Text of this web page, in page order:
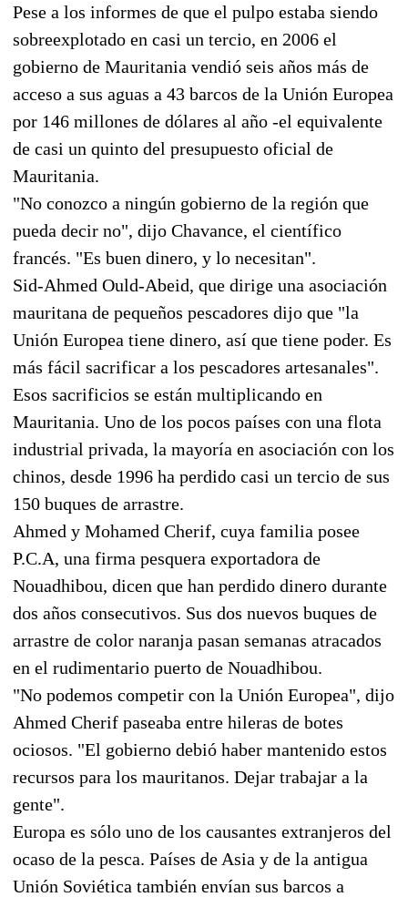
Pese a los informes de que el pulpo estaba siendo
sobreexplotado en casi un tercio, en 2006 el
gobierno de Mauritania vendió seis años más de
acceso a sus aguas a 43 barcos de la Unión Europea
por 146 millones de dólares al año -el equivalente
de casi un quinto del presupuesto oficial de
Mauritania.
"No conozco a ningún gobierno de la región que
pueda decir no", dijo Chavance, el científico
francés. "Es buen dinero, y lo necesitan".
Sid-Ahmed Ould-Abeid, que dirige una asociación
mauritana de pequeños pescadores dijo que "la
Unión Europea tiene dinero, así que tiene poder. Es
más fácil sacrificar a los pescadores artesanales".
Esos sacrificios se están multiplicando en
Mauritania. Uno de los pocos países con una flota
industrial privada, la mayoría en asociación con los
chinos, desde 1996 ha perdido casi un tercio de sus
150 buques de arrastre.
Ahmed y Mohamed Cherif, cuya familia posee
P.C.A, una firma pesquera exportadora de
Nouadhibou, dicen que han perdido dinero durante
dos años consecutivos. Sus dos nuevos buques de
arrastre de color naranja pasan semanas atracados
en el rudimentario puerto de Nouadhibou.
"No podemos competir con la Unión Europea", dijo
Ahmed Cherif paseaba entre hileras de botes
ociosos. "El gobierno debió haber mantenido estos
recursos para los mauritanos. Dejar trabajar a la
gente".
Europa es sólo uno de los causantes extranjeros del
ocaso de la pesca. Países de Asia y de la antigua
Unión Soviética también envían sus barcos a